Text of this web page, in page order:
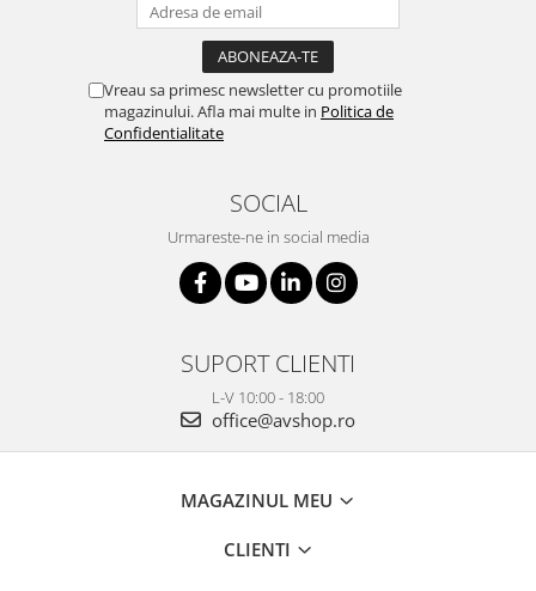
Vreau sa primesc newsletter cu promotiile
magazinului. Afla mai multe in Politica de
Confidentialitate
SOCIAL
Urmareste-ne in social media
SUPORT CLIENTI
L-V 10:00 - 18:00
office@avshop.ro
MAGAZINUL MEU
CLIENTI